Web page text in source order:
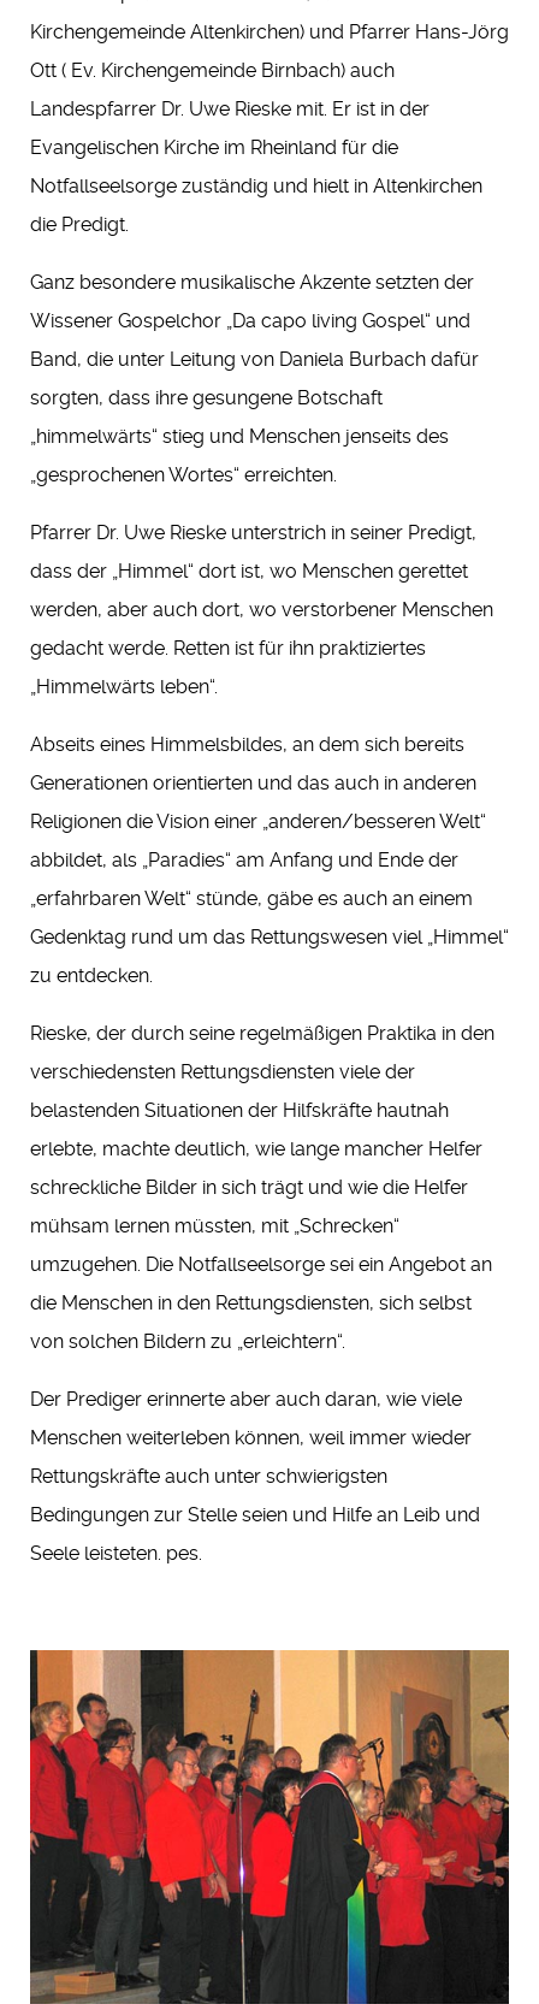
Kirchengemeinde Altenkirchen) und Pfarrer Hans-Jörg
Ott ( Ev. Kirchengemeinde Birnbach) auch
Landespfarrer Dr. Uwe Rieske mit. Er ist in der
Evangelischen Kirche im Rheinland für die
Notfallseelsorge zuständig und hielt in Altenkirchen
die Predigt.
Ganz besondere musikalische Akzente setzten der
Wissener Gospelchor „Da capo living Gospel“ und
Band, die unter Leitung von Daniela Burbach dafür
sorgten, dass ihre gesungene Botschaft
„himmelwärts“ stieg und Menschen jenseits des
„gesprochenen Wortes“ erreichten.
Pfarrer Dr. Uwe Rieske unterstrich in seiner Predigt,
dass der „Himmel“ dort ist, wo Menschen gerettet
werden, aber auch dort, wo verstorbener Menschen
gedacht werde. Retten ist für ihn praktiziertes
„Himmelwärts leben“.
Abseits eines Himmelsbildes, an dem sich bereits
Generationen orientierten und das auch in anderen
Religionen die Vision einer „anderen/besseren Welt“
abbildet, als „Paradies“ am Anfang und Ende der
„erfahrbaren Welt“ stünde, gäbe es auch an einem
Gedenktag rund um das Rettungswesen viel „Himmel“
zu entdecken.
Rieske, der durch seine regelmäßigen Praktika in den
verschiedensten Rettungsdiensten viele der
belastenden Situationen der Hilfskräfte hautnah
erlebte, machte deutlich, wie lange mancher Helfer
schreckliche Bilder in sich trägt und wie die Helfer
mühsam lernen müssten, mit „Schrecken“
umzugehen. Die Notfallseelsorge sei ein Angebot an
die Menschen in den Rettungsdiensten, sich selbst
von solchen Bildern zu „erleichtern“.
Der Prediger erinnerte aber auch daran, wie viele
Menschen weiterleben können, weil immer wieder
Rettungskräfte auch unter schwierigsten
Bedingungen zur Stelle seien und Hilfe an Leib und
Seele leisteten. pes.